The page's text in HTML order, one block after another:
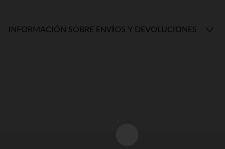
INFORMACIÓN SOBRE ENVÍOS Y DEVOLUCIONES